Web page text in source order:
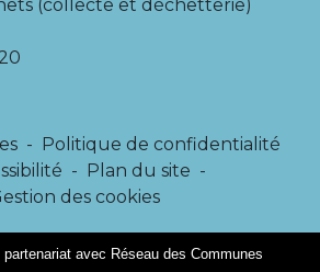
(collecte et déchetterie)
- Politique de confidentialité
- Plan du site -
des cookies
avec Réseau des Communes